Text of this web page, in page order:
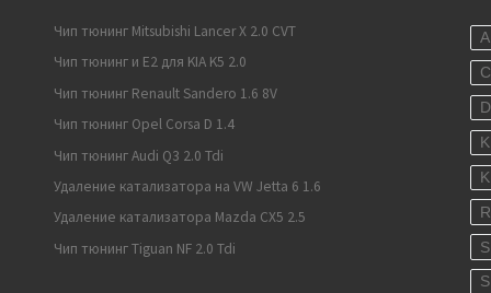
Чип тюнинг Mitsubishi Lancer X 2.0 CVT
Чип тюнинг и E2 для KIA K5 2.0
Чип тюнинг Renault Sandero 1.6 8V
Чип тюнинг Opel Corsa D 1.4
Чип тюнинг Audi Q3 2.0 Tdi
Удаление катализатора на VW Jetta 6 1.6
Удаление катализатора Mazda CX5 2.5
Чип тюнинг Tiguan NF 2.0 Tdi